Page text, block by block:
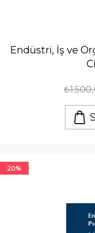
Endüstri, İş ve
20%